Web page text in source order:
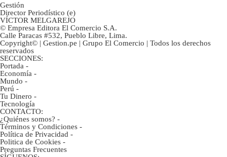
Gestión
Director Periodístico (e)
VÍCTOR MELGAREJO
© Empresa Editora El Comercio S.A.
Calle Paracas #532, Pueblo Libre, Lima.
Copyright© | Gestion.pe | Grupo El Comercio | Todos los derechos
reservados
SECCIONES:
Portada -
Economía -
Mundo -
Perú -
Tu Dinero -
Tecnología
CONTACTO:
¿Quiénes somos? -
Términos y Condiciones -
Política de Privacidad -
Politica de Cookies -
Preguntas Frecuentes